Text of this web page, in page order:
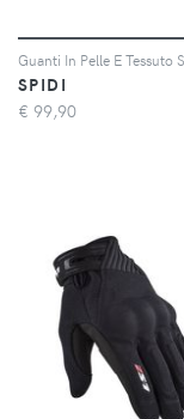
SPIDI
€ 99,90